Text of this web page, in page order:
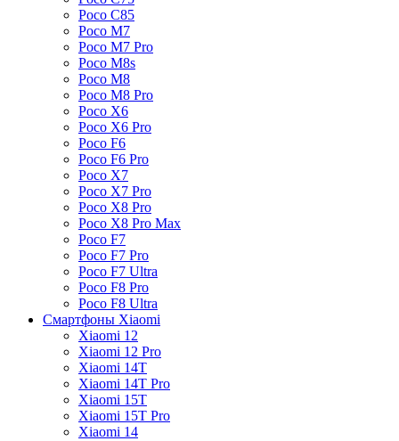
Poco C85
Poco M7
Poco M7 Pro
Poco M8s
Poco M8
Poco M8 Pro
Poco X6
Poco X6 Pro
Poco F6
Poco F6 Pro
Poco X7
Poco X7 Pro
Poco X8 Pro
Poco X8 Pro Max
Poco F7
Poco F7 Pro
Poco F7 Ultra
Poco F8 Pro
Poco F8 Ultra
Смартфоны Xiaomi
Xiaomi 12
Xiaomi 12 Pro
Xiaomi 14T
Xiaomi 14T Pro
Xiaomi 15T
Xiaomi 15T Pro
Xiaomi 14